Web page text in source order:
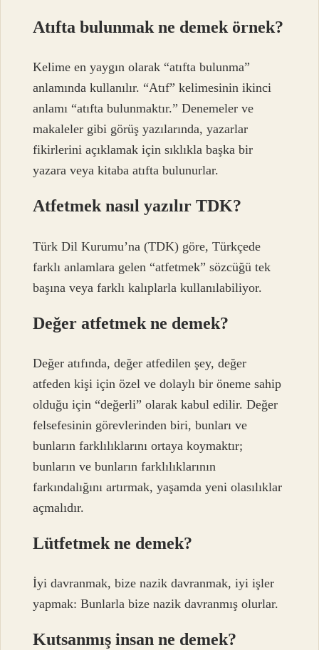
Atıfta bulunmak ne demek örnek?
Kelime en yaygın olarak “atıfta bulunma”
anlamında kullanılır. “Atıf” kelimesinin ikinci
anlamı “atıfta bulunmaktır.” Denemeler ve
makaleler gibi görüş yazılarında, yazarlar
fikirlerini açıklamak için sıklıkla başka bir
yazara veya kitaba atıfta bulunurlar.
Atfetmek nasıl yazılır TDK?
Türk Dil Kurumu’na (TDK) göre, Türkçede
farklı anlamlara gelen “atfetmek” sözcüğü tek
başına veya farklı kalıplarla kullanılabiliyor.
Değer atfetmek ne demek?
Değer atıfında, değer atfedilen şey, değer
atfeden kişi için özel ve dolaylı bir öneme sahip
olduğu için “değerli” olarak kabul edilir. Değer
felsefesinin görevlerinden biri, bunları ve
bunların farklılıklarını ortaya koymaktır;
bunların ve bunların farklılıklarının
farkındalığını artırmak, yaşamda yeni olasılıklar
açmalıdır.
Lütfetmek ne demek?
İyi davranmak, bize nazik davranmak, iyi işler
yapmak: Bunlarla bize nazik davranmış olurlar.
Kutsanmış insan ne demek?